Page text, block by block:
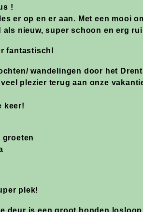
!
er op en er aan. Met een mooi
als nieuw, super schoon en erg
fantastisch!
wandelingen door het
plezier terug aan onze
keer!
groeten
plek!
deur is een groot honden